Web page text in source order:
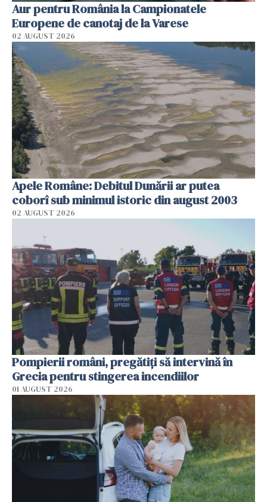
Aur pentru România la Campionatele
Europene de canotaj de la Varese
02 AUGUST 2026
Apele Române: Debitul Dunării ar putea
coborî sub minimul istoric din august 2003
02 AUGUST 2026
Pompierii români, pregătiţi să intervină în
Grecia pentru stingerea incendiilor
01 AUGUST 2026